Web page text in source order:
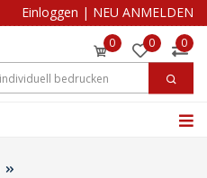
Einloggen | NEU ANMELDEN
0 0 0